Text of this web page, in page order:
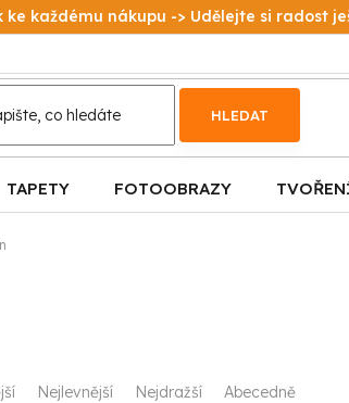
ke každému nákupu -> Udělejte si radost
HLEDAT
TAPETY FOTOOBRAZY
Nejlevnější Nejdražší Abecedně